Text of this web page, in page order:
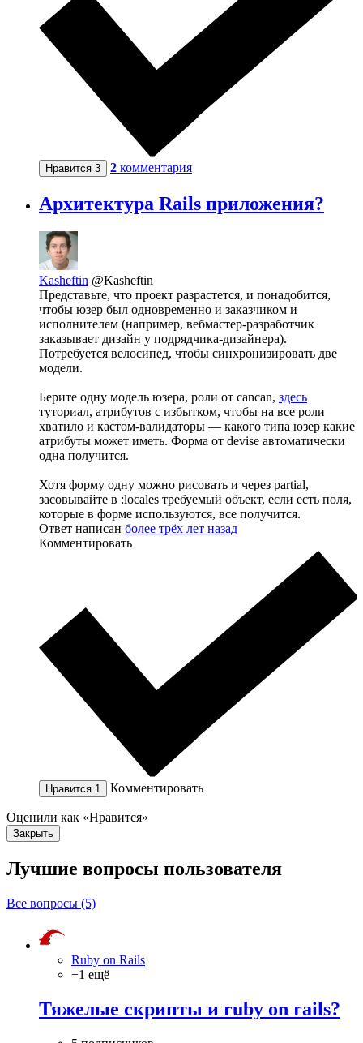
Нравится 3 2 комментария
Архитектура Rails приложения?
Kasheftin @Kasheftin
Представьте, что проект разрастется, и понадобится,
чтобы юзер был одновременно и заказчиком и
исполнителем (например, вебмастер-разработчик
заказывает дизайн у подрядчика-дизайнера).
Потребуется велосипед, чтобы синхронизировать две
модели.
Берите одну модель юзера, роли от cancan, здесь
туториал, атрибутов с избытком, чтобы на все роли
хватило и кастом-валидаторы — какого типа юзер какие
атрибуты может иметь. Форма от devise автоматически
одна получится.
Хотя форму одну можно рисовать и через partial,
засовывайте в :locales требуемый объект, если есть поля,
которые в форме используются, все получится.
Ответ написан более трёх лет назад
Комментировать
Нравится 1 Комментировать
Оценили как «Нравится»
Закрыть
Лучшие вопросы пользователя
Все вопросы (5)
Ruby on Rails
+1 ещё
Тяжелые скрипты и ruby on rails?